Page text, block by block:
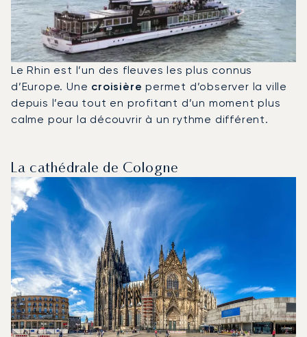
Le Rhin est l’un des fleuves les plus connus
d’Europe. Une croisière permet d’observer la ville
depuis l’eau tout en profitant d’un moment plus
calme pour la découvrir à un rythme différent.
La cathédrale de Cologne